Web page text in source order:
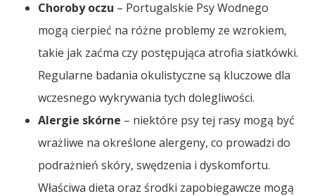
Choroby oczu – Portugalskie Psy Wodnego
mogą cierpieć na różne problemy ze wzrokiem,
takie jak zaćma czy postępująca atrofia siatkówki.
Regularne badania okulistyczne są kluczowe dla
wczesnego wykrywania tych dolegliwości.
Alergie skórne – niektóre psy tej rasy mogą być
wrażliwe na określone alergeny, co prowadzi do
podrażnień skóry, swędzenia i dyskomfortu.
Właściwa dieta oraz środki zapobiegawcze mogą